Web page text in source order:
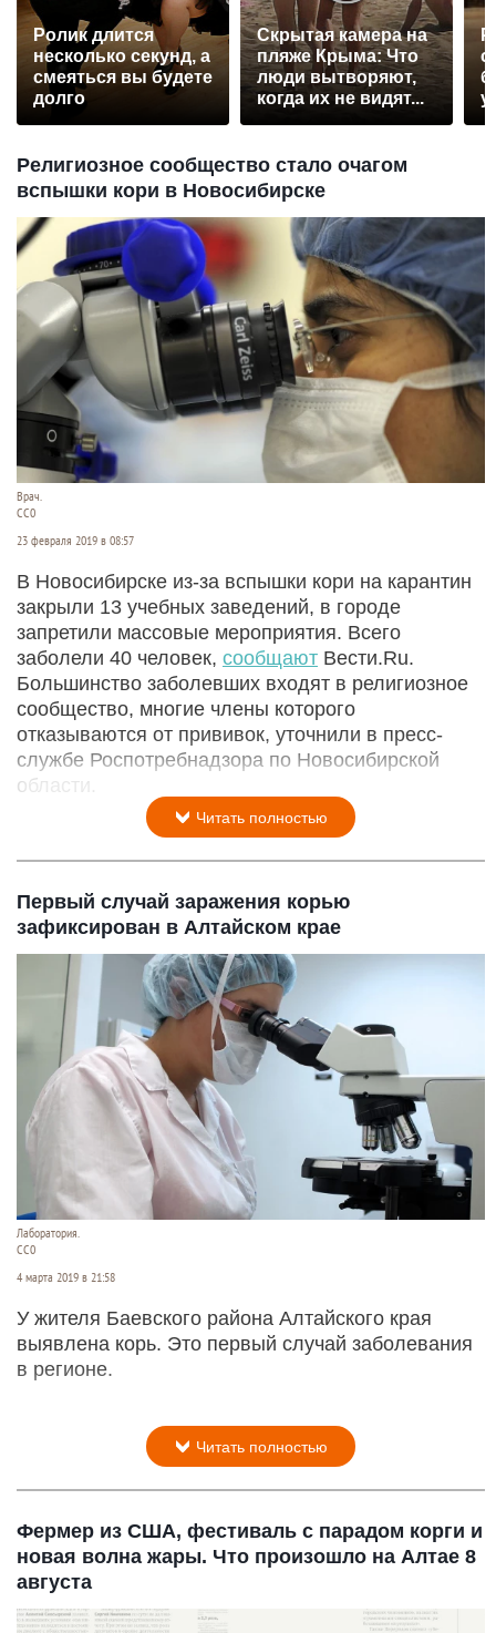
Ролик длится
несколько секунд, а
смеяться вы будете
долго
Скрытая камера на
пляже Крыма: Что
люди вытворяют,
когда их не видят...
Религиозное сообщество стало очагом
вспышки кори в Новосибирске
Врач.
СС0
23 февраля 2019 в 08:57
В Новосибирске из-за вспышки кори на карантин
закрыли 13 учебных заведений, в городе
запретили массовые мероприятия. Всего
заболели 40 человек, сообщают Вести.Ru.
Большинство заболевших входят в религиозное
сообщество, многие члены которого
отказываются от прививок, уточнили в пресс-
службе Роспотребнадзора по Новосибирской
области.
Читать полностью
Первый случай заражения корью
зафиксирован в Алтайском крае
Лаборатория.
СС0
4 марта 2019 в 21:58
У жителя Баевского района Алтайского края
выявлена корь. Это первый случай заболевания
в регионе.
Читать полностью
Фермер из США, фестиваль с парадом корги и
новая волна жары. Что произошло на Алтае 8
августа